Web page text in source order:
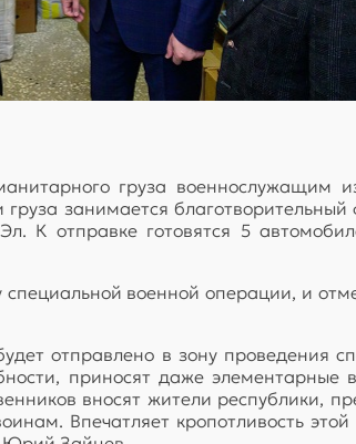
груза военнослужащим
занимается
К отправке готовятся 5
военной операции, и
отправлено в зону проведения
приносят даже
вносят жители республики,
Впечатляет кропотливость